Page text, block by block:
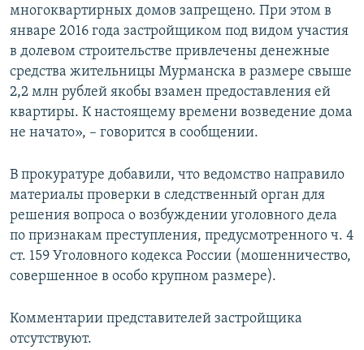
многоквартирных домов запрещено. При этом в
январе 2016 года застройщиком под видом участия
в долевом строительстве привлечены денежные
средства жительницы Мурманска в размере свыше
2,2 млн рублей якобы взамен предоставления ей
квартиры. К настоящему времени возведение дома
не начато», – говорится в сообщении.
В прокуратуре добавили, что ведомство направило
материалы проверки в следственный орган для
решения вопроса о возбуждении уголовного дела
по признакам преступления, предусмотренного ч. 4
ст. 159 Уголовного кодекса России (мошенничество,
совершенное в особо крупном размере).
Комментарии представителей застройщика
отсутствуют.